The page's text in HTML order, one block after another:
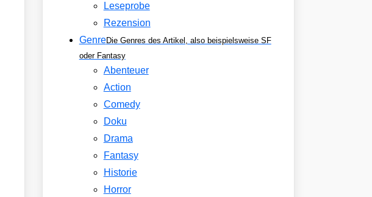
Leseprobe
Rezension
GenreDie Genres des Artikel, also beispielsweise SF
oder Fantasy
Abenteuer
Action
Comedy
Doku
Drama
Fantasy
Historie
Horror